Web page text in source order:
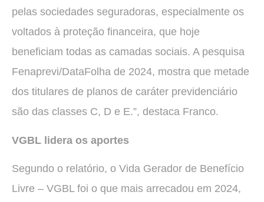
pelas sociedades seguradoras, especialmente os
voltados à proteção financeira, que hoje
beneficiam todas as camadas sociais. A pesquisa
Fenaprevi/DataFolha de 2024, mostra que metade
dos titulares de planos de caráter previdenciário
são das classes C, D e E.”, destaca Franco.
VGBL lidera os aportes
Segundo o relatório, o Vida Gerador de Benefício
Livre – VGBL foi o que mais arrecadou em 2024,